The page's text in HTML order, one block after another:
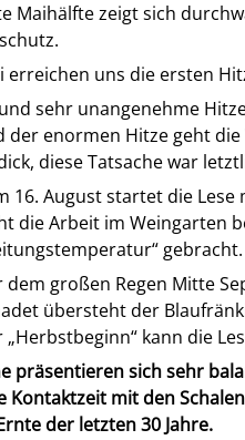
Maihälfte zeigt sich
erreichen uns die ersten
sehr unangenehme
der enormen Hitze geht
diese Tatsache war
16. August startet die
die Arbeit im Weingarten
dem großen Regen Mitte
übersteht der
„Herbstbeginn“ kann die
präsentieren sich sehr
Kontaktzeit mit den
der letzten 30 Jahre.